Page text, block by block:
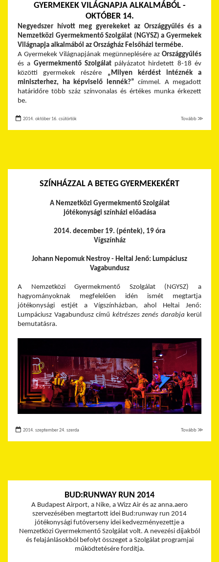
GYERMEKEK VILÁGNAPJA ALKALMÁBÓL -
OKTÓBER 14.
Negyedszer hívott meg gyerekeket az Országgyűlés és a
Nemzetközi Gyermekmentő Szolgálat (NGYSZ)a Gyermekek
Világnapja alkalmából az Országház Felsőházi termébe.
A Gyermekek Világnapjának megünneplésére az Országgyűlés
és a Gyermekmentő Szolgálatpályázatot hirdetett 8-18 év
közötti gyermekek részére „Milyen kérdést intéznék a
miniszterhez, ha képviselő lennék?” címmel. A megadott
határidőre több száz színvonalas és értékes munka érkezett
be.
2014. október 16. csütörtök Tovább ≫
SZÍNHÁZZAL A BETEG GYERMEKEKÉRT
A Nemzetközi Gyermekmentő Szolgálat
jótékonysági színházi előadása
2014. december 19. (péntek), 19 óra
Vígszínház
Johann Nepomuk Nestroy - Heltai Jenő: Lumpáciusz
Vagabundusz
A Nemzetközi Gyermekmentő Szolgálat (NGYSZ) a
hagyományoknak megfelelően idén ismét megtartja
jótékonysági estjét a Vígszínházban, ahol Heltai Jenő:
Lumpáciusz Vagabundusz című kétrészes zenés darabja kerül
bemutatásra.
2014. szeptember 24. szerda Tovább ≫
BUD:RUNWAY RUN 2014
A Budapest Airport, a Nike, a Wizz Air és az anna.aero
szervezésében megtartott idei Bud:runway run 2014
jótékonysági futóverseny idei kedvezményezettje a
Nemzetközi Gyermekmentő Szolgálat volt. A nevezési díjakból
és felajánlásokból befolyt összeget a Szolgálat programjai
működtetésére fordítja.